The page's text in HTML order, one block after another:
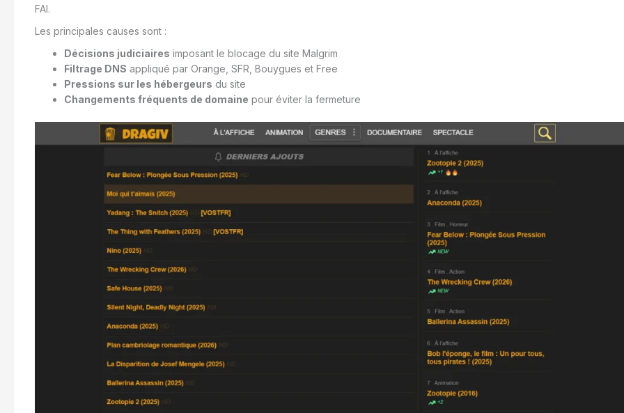
FAI.
Les principales causes sont :
Décisions judiciaires imposant le blocage du site Malgrim
Filtrage DNS appliqué par Orange, SFR, Bouygues et Free
Pressions sur les hébergeurs du site
Changements fréquents de domaine pour éviter la fermeture